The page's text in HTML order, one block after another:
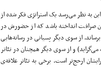
به نظر می‌رسد یک استراتژی فکر شده از
صرافت انداخته باشد که از حضورش در
از سوی دیگر پسیانی در رسانه‌هایی
و از سوی دیگر همچنان در تئاتر
ارحج‌تر است. برخی به تئاتر علاقه‌ی